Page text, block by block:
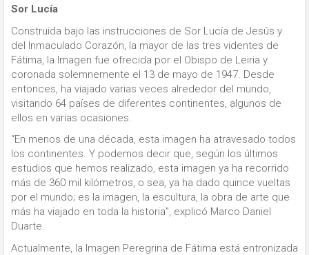
Sor Lucía
Construida bajo las instrucciones de Sor Lucía de Jesús y
del Inmaculado Corazón, la mayor de las tres videntes de
Fátima, la Imagen fue ofrecida por el Obispo de Leiria y
coronada solemnemente el 13 de mayo de 1947. Desde
entonces, ha viajado varias veces alrededor del mundo,
visitando 64 países de diferentes continentes, algunos de
ellos en varias ocasiones.
“En menos de una década, esta imagen ha atravesado todos
los continentes. Y podemos decir que, según los últimos
estudios que hemos realizado, esta imagen ya ha recorrido
más de 360 mil kilómetros, o sea, ya ha dado quince vueltas
por el mundo; es la imagen, la escultura, la obra de arte que
más ha viajado en toda la historia”, explicó Marco Daniel
Duarte.
Actualmente, la Imagen Peregrina de Fátima está entronizada